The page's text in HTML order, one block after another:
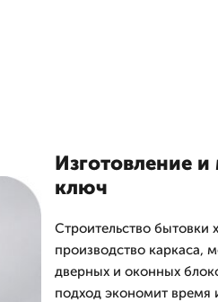
Изготовление
ключ
Строительство бытовки
производство каркаса,
дверных и оконных
подход экономит время